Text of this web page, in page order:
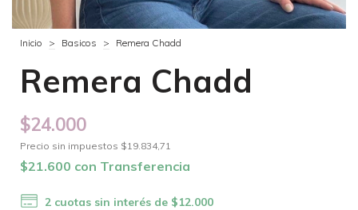
Inicio > Basicos > Remera Chadd
Remera Chadd
$24.000
Precio sin impuestos $19.834,71
$21.600 con Transferencia
2 cuotas sin interés de $12.000